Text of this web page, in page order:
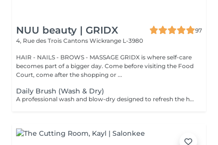
NUU beauty | GRIDX
97
4, Rue des Trois Cantons Wickrange L-3980
HAIR - NAILS - BROWS - MASSAGE GRIDX is where self-care
becomes part of a bigger day. Come before visiting the Food
Court, come after the shopping or ...
Daily Brush (Wash & Dry)
A professional wash and blow-dry designed to refresh the hair and leave it clean, smooth, and naturally polished. The service includes hair washing and drying with a hair dryer, creating a soft, effortless finish without structured styling. What we use: Dyson Pro tools that protect hair from excessive heat for a sleek finish. La Biosthétique products offer holistic care with natural ingredients for nourished hair and scalp. Brushes are sanitised via Sibel equipment to remove buildup and reduce bacteria for top hygiene. Simple, Moderate, Complex This grading reflects your hair's individual characteristics, such as texture, density, and length and is assessed by your hairdresser at the start of your visit. Not sure which to choose? We recommend booking Complex. The price will be adjusted after your consultation. Note: This is not related to the difficulty of haircuts or timing.